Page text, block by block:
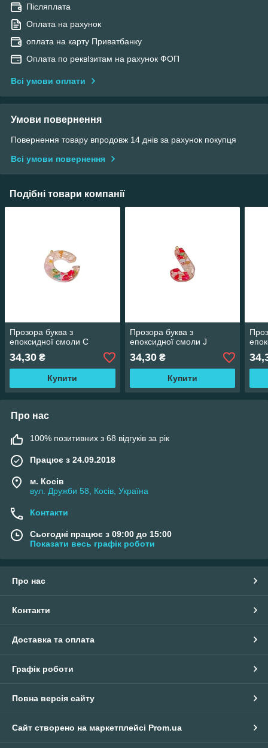
Післяплата
Оплата на рахунок
оплата на карту Приватбанку
Оплата по реквІзитам на рахунок ФОП
Всі умови оплати
Умови повернення
Повернення товару впродовж 14 днів за рахунок покупця
Всі умови повернення
Подібні товари компанії
Прозора буква з
епоксидної смоли C
34,30 ₴
Купити
Прозора буква з
епоксидної смоли J
34,30₴
Купити
Про нас
100% позитивних з 68 відгуків за рік
Працює з 24.09.2018
м. Косів
вул. Дружби 58, Косів, Україна
Контакти
Сьогодні працює з 09:00 до 15:00
Показати весь графік роботи
Про нас
Контакти
Доставка та оплата
Графік роботи
Повна версія сайту
Сайт створено на маркетплейсі Prom.ua